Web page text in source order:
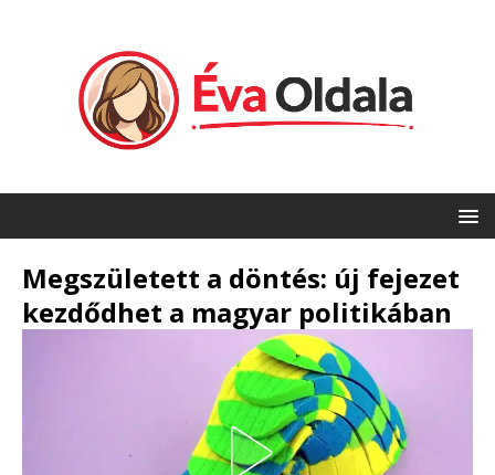
Megszületett a döntés: új fejezet
kezdődhet a magyar politikában